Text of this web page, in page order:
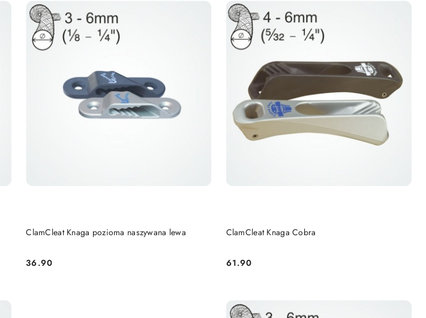
ClamCleat Knaga pozioma naszywana lewa
Cena:
36.90
DO KOSZYKA ClamCleat Knaga Cobra
Cena:
61.90
DO KOSZYKA